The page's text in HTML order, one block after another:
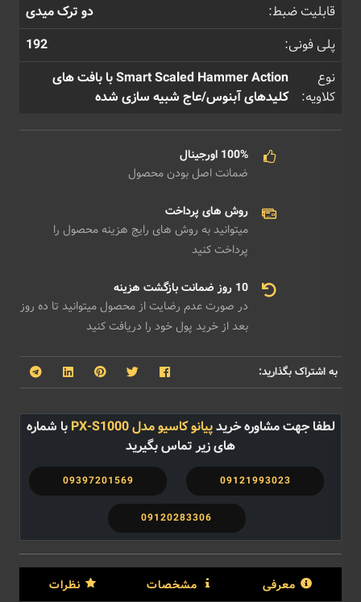
قابلیت ضبط:
دو ترک میدی
پلی فونی:
192
نوع
کلاویه:
Smart Scaled Hammer Action با بافت‌ های
کلیدهای آبنوس/عاج شبیه ‌سازی شده
100% اورجینال
ضمانت اصل بودن محصول
روش های پرداخت
میتوانید به روش های رایج هزینه محصول را
پرداخت کنید
10 روز ضمانت بازگشت هزینه
در صورت عدم رضایت از محصول میتوانید تا ده روز
بعد از خرید پول خود را دریافت کنید
به اشتراک بگذارید:
لطفا جهت مشاوره خریدپیانو کاسیو مدل PX-S1000
با شماره
های زیر تماس بگیرید
09121993023
09397201569
09120283306
معرفی مشخصات نظرات